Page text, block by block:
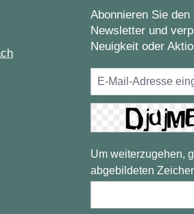
Abonnieren Sie
Newsletter und
Neuigkeit oder
Um weiterzugehen,
abgebildeten